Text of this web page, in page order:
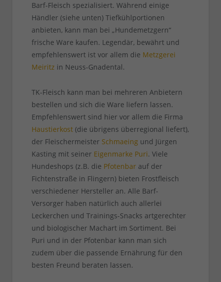
Barf-Fleisch spezialisiert. Während einige
Händler (siehe unten) Tiefkühlportionen
anbieten, kann man bei „Hundemetzgern“
frische Ware kaufen. Legendär, bewährt und
empfehlenswert ist vor allem die Metzgerei
Meiritz in Neuss-Gnadental.
TK-Fleisch kann man bei mehreren Anbietern
bestellen und sich die Ware liefern lassen.
Empfehlenswert sind hier vor allem die Firma
Haustierkost(die übrigens überregional liefert),
der Fleischermeister Schmaeingund Jürgen
Kasting mit seiner Eigenmarke Puri. Viele
Hundeshops (z.B. die Pfotenbarauf der
Fichtenstraße in Flingern) bieten Frostfleisch
verschiedener Hersteller an. Alle Barf-
Versorger haben natürlich auch allerlei
Leckerchen und Trainings-Snacks artgerechter
und biologischer Machart im Sortiment. Bei
Puri und in der Pfotenbar kann man sich
zudem über die passende Ernährung für den
besten Freund beraten lassen.